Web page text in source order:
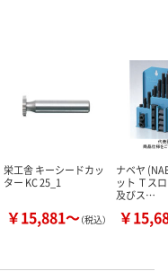
栄工舎 キーシードカッ
ター KC 25_1
￥15,881～（税込）
ナベヤ
ット Ｔス
及びス…
￥